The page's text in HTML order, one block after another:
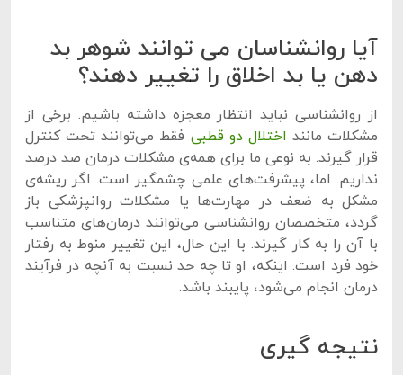
آیا روانشناسان می توانند شوهر بد
دهن یا بد اخلاق را تغییر دهند؟
از روانشناسی نباید انتظار معجزه داشته باشیم. برخی از
مشکلات مانند اختلال دو قطبی فقط می‌توانند تحت کنترل
قرار گیرند. به نوعی ما برای همه‌ی مشکلات درمان صد درصد
نداریم. اما، پیشرفت‌های علمی چشمگیر است. اگر ریشه‌ی
مشکل به ضعف در مهارت‌ها یا مشکلات روانپزشکی باز
گردد، متخصصان روانشناسی می‌توانند درمان‌های متناسب
با آن را به کار گیرند. با این حال، این تغییر منوط به رفتار
خود فرد است. اینکه، او تا چه حد نسبت به آنچه در فرآیند
درمان انجام می‌شود، پایبند باشد.
نتیجه گیری